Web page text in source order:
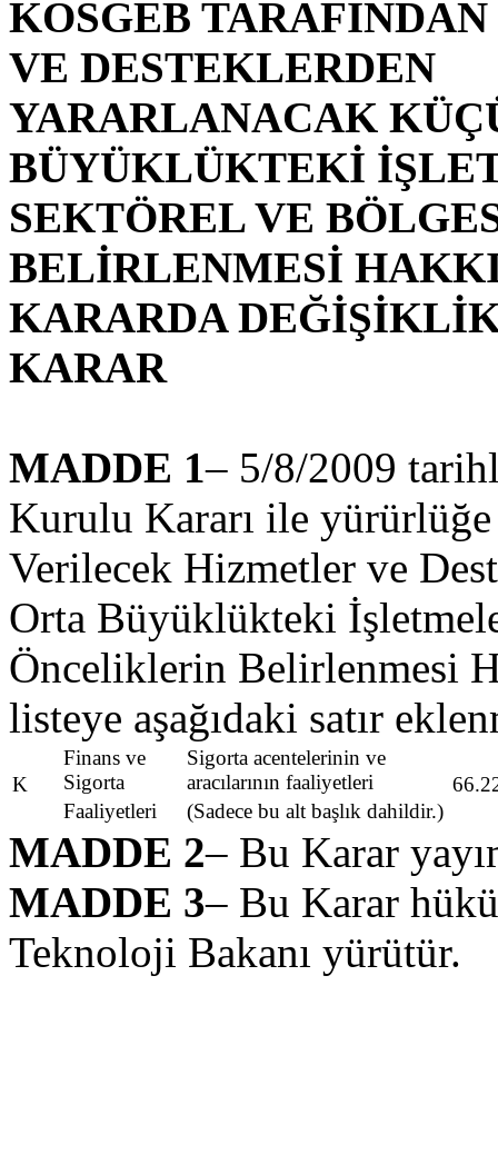
KOSGEB
VE DESTEKLERDEN
YARARLANACAK
BÜYÜKLÜKTEKİ
SEKTÖREL VE
BELİRLENMESİ
KARARDA
KARAR
MADDE 1– 5/8/2009
Kurulu Kararı ile
Verilecek Hizmetler ve
Orta Büyüklükteki
Önceliklerin Belirlenmesi
listeye aşağıdaki satır
K
Finans ve
Sigorta
Sigorta acentelerinin ve
aracılarının faaliyetleri
Faaliyetleri
(Sadece bu alt başlık dahildir.)
MADDE 2– Bu Karar
MADDE 3– Bu Karar
Teknoloji Bakanı yürütür.